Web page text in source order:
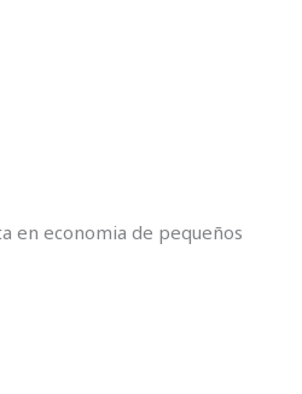
en economia de pequeños